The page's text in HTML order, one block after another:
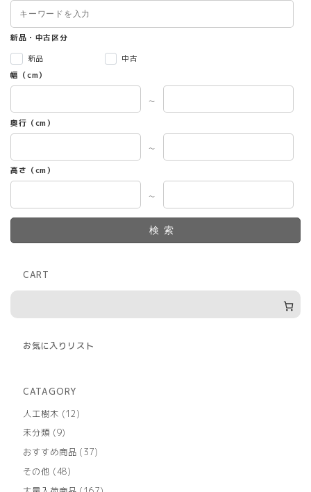
新品・中古区分
新品
中古
幅（cm）
～
奥行（cm）
～
高さ（cm）
～
検索
CART
お気に入りリスト
CATAGORY
人工樹木
1212
商
未分類 99
の
商
おすすめ商品 3737
商
その他 4848